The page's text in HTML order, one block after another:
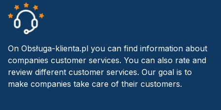
On Obsługa-klienta.pl you can find information about
companies customer services. You can also rate and
review different customer services. Our goal is to
make companies take care of their customers.